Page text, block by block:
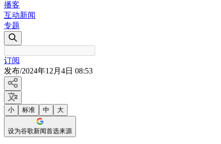
播客
互动新闻
专题
订阅
发布/2024年12月4日 08:53
小 标准 中 大
设为谷歌新闻首选来源